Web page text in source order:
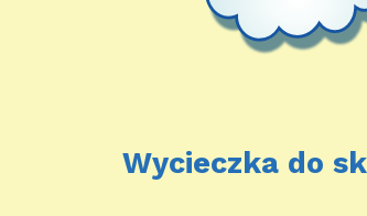
Wycieczka do